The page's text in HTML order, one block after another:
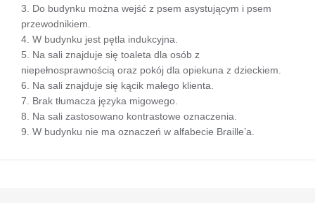
3. Do budynku można wejść z psem asystującym i psem
przewodnikiem.
4. W budynku jest pętla indukcyjna.
5. Na sali znajduje się toaleta dla osób z
niepełnosprawnością oraz pokój dla opiekuna z dzieckiem.
6. Na sali znajduje się kącik małego klienta.
7. Brak tłumacza języka migowego.
8. Na sali zastosowano kontrastowe oznaczenia.
9. W budynku nie ma oznaczeń w alfabecie Braille’a.